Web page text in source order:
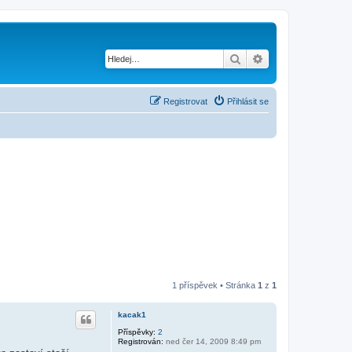
Hledat
Přihlásit se
Registrovat
1 příspěvek • Stránka 1 z 1
kacak1
Příspěvky: 2
Registrován: ned čer 14, 2009 8:49 pm